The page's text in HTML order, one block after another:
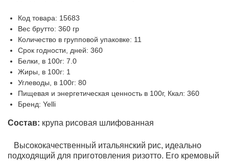
Код товара: 15683
Вес брутто: 360 гр
Количество в групповой упаковке: 11
Срок годности, дней: 360
Белки, в 100г: 7.0
Жиры, в 100г: 1
Углеводы, в 100г: 80
Пищевая и энергетическая ценность в 100г, Ккал: 360
Бренд: Yelli
Состав: крупа рисовая шлифованная
Высококачественный итальянский рис, идеально
подходящий для приготовления ризотто. Его кремовый